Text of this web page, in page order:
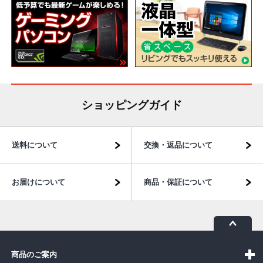
ショッピングガイド
送料について 交換・返品について
お届けについて 商品・保証について
商品のご案内